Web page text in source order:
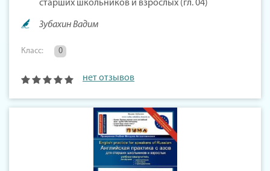
старших школьников и взрослых (гл. 04)
Зубахин Вадим
Класс: 0
нет отзывов